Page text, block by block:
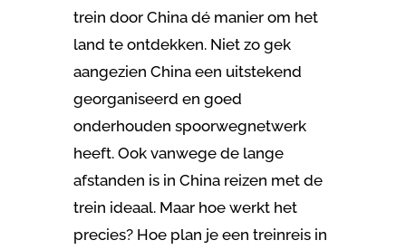
trein door China dé manier om het
land te ontdekken. Niet zo gek
aangezien China een uitstekend
georganiseerd en goed
onderhouden spoorwegnetwerk
heeft. Ook vanwege de lange
afstanden is in China reizen met de
trein ideaal. Maar hoe werkt het
precies? Hoe plan je een treinreis in